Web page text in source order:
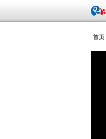
首页